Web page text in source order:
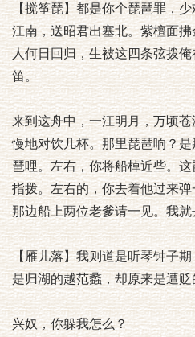
【搅筝琵】都是你个琵琶罪，
江南，送昭君出塞北。紫檀面
人何日回归，生被这四条弦拨
笛。
来到这舟中，一江明月，万顷
慢地对饮几杯。那里琵琶响？
琶哩。左右，你将船棹近些。
指拨。左右的，你去着他过来
那边船上两位老爹请一见。我就
【雁儿落】我则道是听琴钟子
是归湖的越范蠡，却原来是遭贬
兴奴，你躲我怎么？